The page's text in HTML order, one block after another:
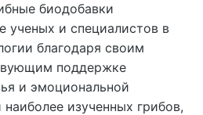
биодобавки
ученых и специалистов в
благодаря своим
поддержке
и эмоциональной
изученных грибов,